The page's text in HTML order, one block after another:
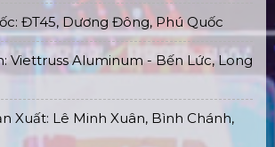
ĐT45, Dương Đông, Phú Quốc
Viettruss Aluminum - Bến Lức, Long
Xuất: Lê Minh Xuân, Bình Chánh,